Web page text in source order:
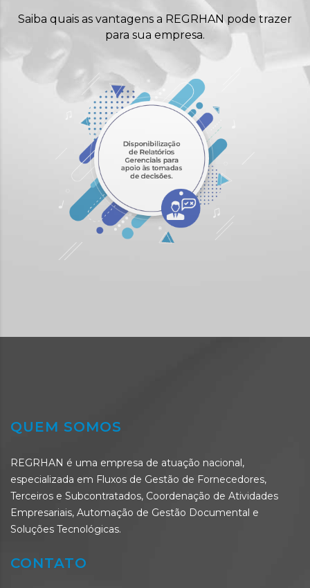
Saiba quais as vantagens a REGRHAN pode trazer
para sua empresa.
QUEM SOMOS
REGRHAN é uma empresa de atuação nacional,
especializada em Fluxos de Gestão de Fornecedores,
Terceiros e Subcontratados, Coordenação de Atividades
Empresariais, Automação de Gestão Documental e
Soluções Tecnológicas.
CONTATO